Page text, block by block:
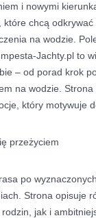
i nowymi
chcą
na wodzie.
Jachty.pl to
– od porad krok
na wodzie.
który motywuje
przeżyciem
po
Strona opisuje
jak i